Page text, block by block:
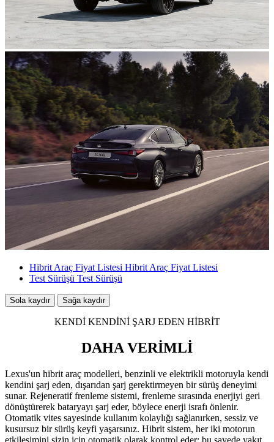
Hibrit Araç Fiyat Listesi Hibrit Araç Fiyat Listesi
Test Sürüşü Test Sürüşü
Sola kaydır Sağa kaydır
KENDİ KENDİNİ ŞARJ EDEN HİBRİT
DAHA VERİMLİ
Lexus'un hibrit araç modelleri, benzinli ve elektrikli motoruyla kendi
kendini şarj eden, dışarıdan şarj gerektirmeyen bir sürüş deneyimi
sunar. Rejeneratif frenleme sistemi, frenleme sırasında enerjiyi geri
dönüştürerek bataryayı şarj eder, böylece enerji israfı önlenir.
Otomatik vites sayesinde kullanım kolaylığı sağlanırken, sessiz ve
kusursuz bir sürüş keyfi yaşarsınız. Hibrit sistem, her iki motorun
etkileşimini sizin için otomatik olarak kontrol eder; bu sayede yakıt